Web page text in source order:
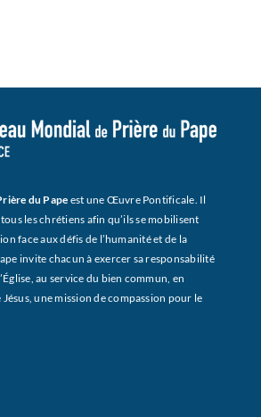
du Pape est une Œuvre Pontificale. Il
les chrétiens afin qu’ils se mobilisent
face aux défis de l’humanité et de la
invite chacun à exercer sa responsabilité
au service du bien commun, en
une mission de compassion pour le